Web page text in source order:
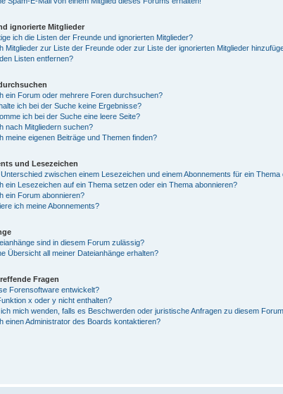
ignorierte Mitglieder
ich die Listen der Freunde und ignorierten Mitglieder?
Mitglieder zur Liste der Freunde oder zur Liste der ignorierten Mitglieder
Listen entfernen?
ein Forum oder mehrere Foren durchsuchen?
ich bei der Suche keine Ergebnisse?
ich bei der Suche eine leere Seite?
nach Mitgliedern suchen?
meine eigenen Beiträge und Themen finden?
und Lesezeichen
zwischen einem Lesezeichen und einem Abonnements für ein Thema
ein Lesezeichen auf ein Thema setzen oder ein Thema abonnieren?
ein Forum abonnieren?
ich meine Abonnements?
sind in diesem Forum zulässig?
Übersicht all meiner Dateianhänge erhalten?
Fragen
Forensoftware entwickelt?
x oder y nicht enthalten?
mich wenden, falls es Beschwerden oder juristische Anfragen zu diesem
einen Administrator des Boards kontaktieren?